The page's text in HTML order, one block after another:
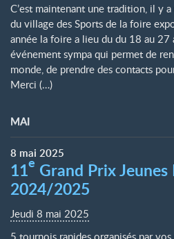
C’est maintenant une tradition, il y
du village des Sports de la foire
année la foire a lieu du du 18 au 27
événement sympa qui permet de
monde, de prendre des contacts
Merci (…)
MAI
8 mai 2025
11e Grand Prix
2024/2025
Jeudi 8 mai 2025